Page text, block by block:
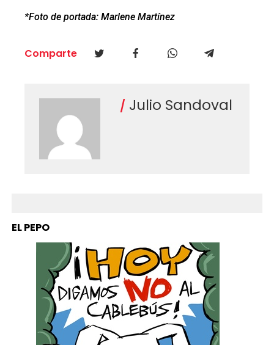
*Foto de portada: Marlene Martínez
Comparte
Julio Sandoval
EL PEPO